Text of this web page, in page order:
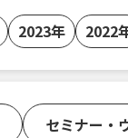
2023年 2022
セミナー・